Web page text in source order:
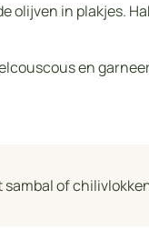
olijven in plakjes.
en
sambal of